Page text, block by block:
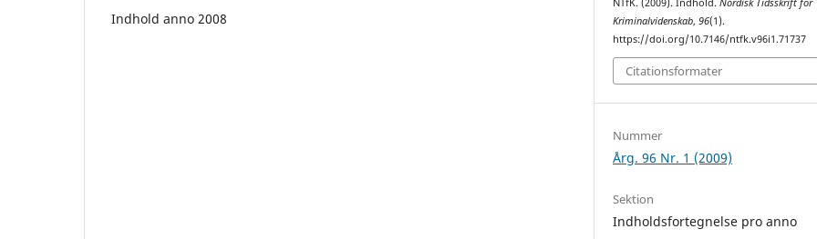
Indhold anno 2008
NTfK. (2009). Indhold.Nordisk Tidsskrift for
Kriminalvidenskab,96(1).
https://doi.org/10.7146/ntfk.v96i1.71737
Citationsformater
Nummer
Årg. 96 Nr. 1 (2009)
Sektion
Indholdsfortegnelse pro anno